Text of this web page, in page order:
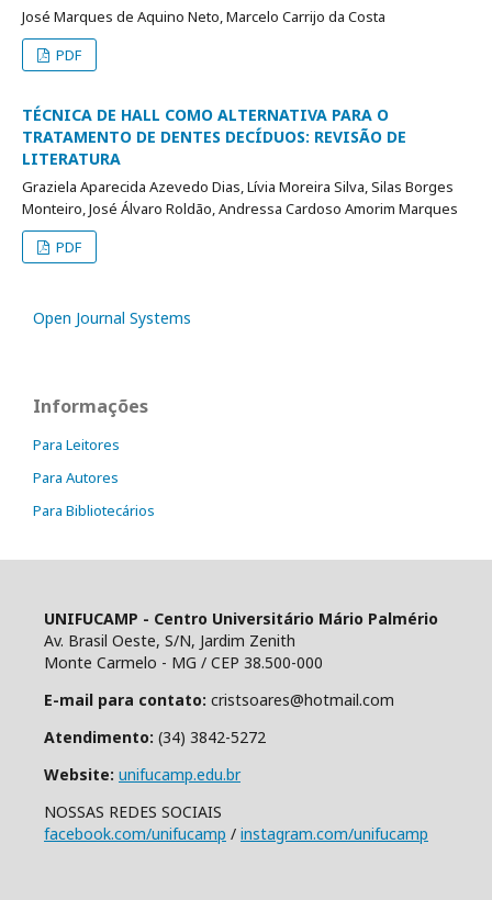
José Marques de Aquino Neto, Marcelo Carrijo da Costa
PDF
TÉCNICA DE HALL COMO ALTERNATIVA PARA O
TRATAMENTO DE DENTES DECÍDUOS: REVISÃO DE
LITERATURA
Graziela Aparecida Azevedo Dias, Lívia Moreira Silva, Silas Borges
Monteiro, José Álvaro Roldão, Andressa Cardoso Amorim Marques
PDF
Open Journal Systems
Informações
Para Leitores
Para Autores
Para Bibliotecários
UNIFUCAMP - Centro Universitário Mário Palmério
Av. Brasil Oeste, S/N, Jardim Zenith
Monte Carmelo - MG / CEP 38.500-000
E-mail para contato: cristsoares@hotmail.com
Atendimento: (34) 3842-5272
Website: unifucamp.edu.br
NOSSAS REDES SOCIAIS
facebook.com/unifucamp / instagram.com/unifucamp